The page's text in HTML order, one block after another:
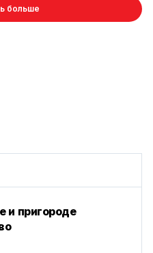
больше
и пригороде